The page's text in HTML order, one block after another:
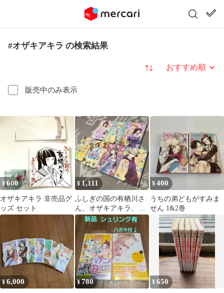
#オザキアキラ の検索結果
販売中のみ表示
並び替え
¥600
オザキアキラ 非売品グ
ッズ セット
¥ 1,111
ふしぎの国の有栖川さ
ん、オザキアキラ、
1.2.3.4.5.6.7 まとめ売り
¥400
うちの弟どもがすみま
せん 1&2巻
¥6,000 ¥780 ¥650